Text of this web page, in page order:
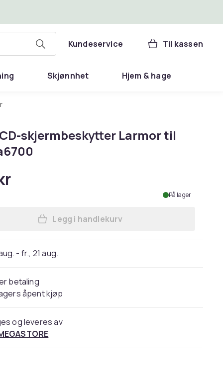
Kundeservice Til kassen
Skjønnhet Hjem & hage
skjermbeskytter Larmor til
På lager
Legg GGS LCD-skjermbeskytter
Legg i handlekurv
- fr., 21 aug.
betaling
åpent kjøp
og leveres av